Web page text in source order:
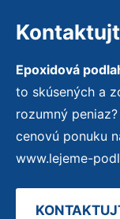
Epoxidová
to skúsených a
rozumný
cenovú ponuku
www.lejeme-